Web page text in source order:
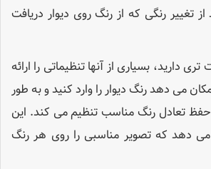
از تغییر رنگی که از رنگ روی دیوار دریافت
تری دارید، بسیاری از آنها تنظیماتی را ارائه
می دهد رنگ دیوار را وارد کنید و به طور
حفظ تعادل رنگ مناسب تنظیم می کند. این
می دهد که تصویر مناسبی را روی هر رنگ